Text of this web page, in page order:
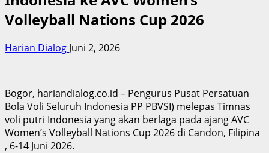
Volleyball Nations Cup 2026
Harian Dialog Juni 2, 2026
Bogor, hariandialog.co.id – Pengurus Pusat Persatuan
Bola Voli Seluruh Indonesia PP PBVSI) melepas Timnas
voli putri Indonesia yang akan berlaga pada ajang AVC
Women’s Volleyball Nations Cup 2026 di Candon, Filipina
, 6-14 Juni 2026.